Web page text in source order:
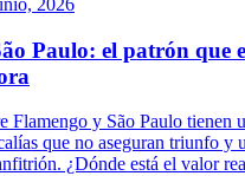
Paulo: el patrón que
Flamengo y São Paulo tienen
que no aseguran triunfo y
¿Dónde está el valor